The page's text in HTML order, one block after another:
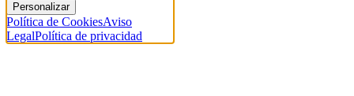
Personalizar
Política de CookiesAviso
LegalPolítica de privacidad